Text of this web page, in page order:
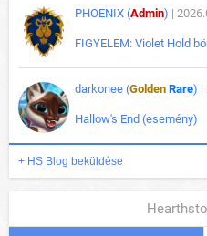
PHOENIX (Admin) |
FIGYELEM: Violet Hold
darkonee (Golden Rare) |
Hallow's End (esemény)
+ HS Blog beküldése